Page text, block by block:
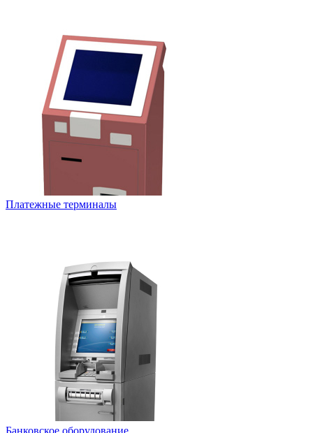
Платежные терминалы
Банковское оборудование